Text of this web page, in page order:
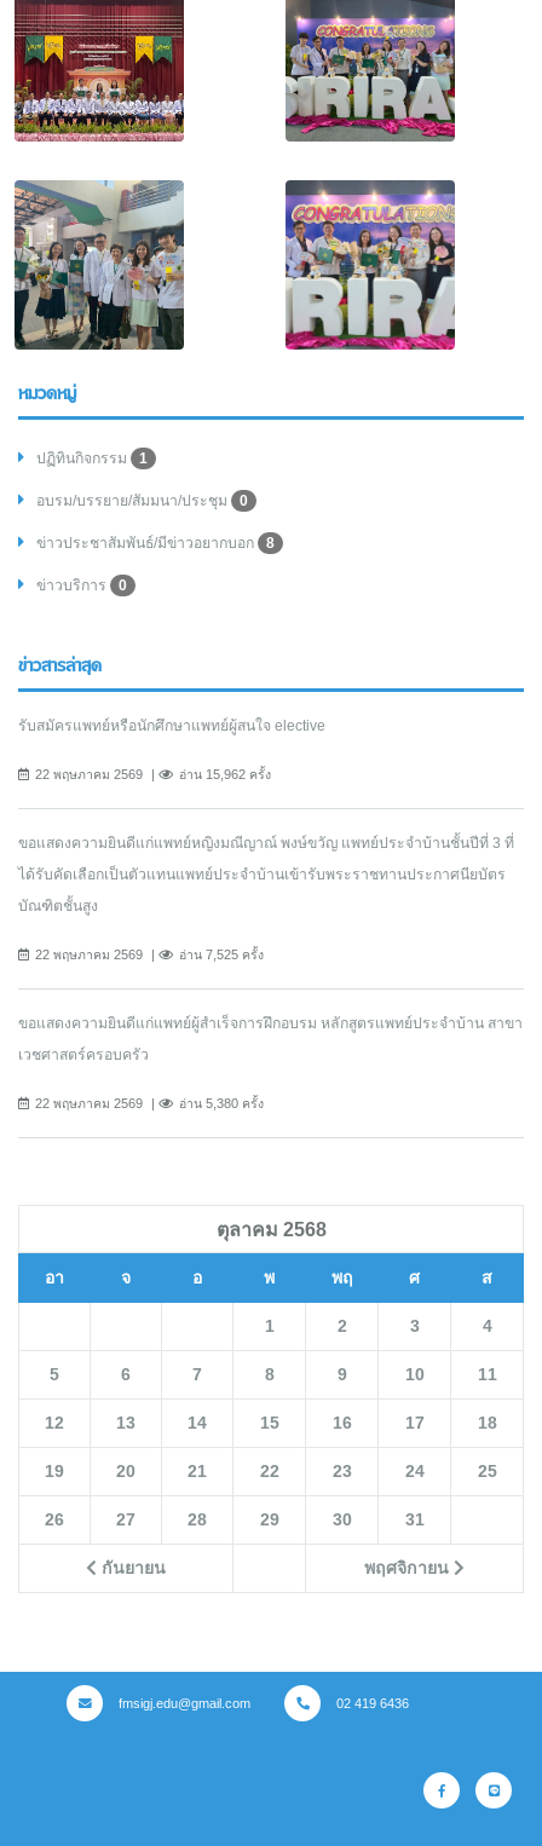
หมวดหมู่
ปฏิทินกิจกรรม 1
อบรม/บรรยาย/สัมมนา/ประชุม 0
ข่าวประชาสัมพันธ์/มีข่าวอยากบอก 8
ข่าวบริการ 0
ข่าวสารล่าสุด
รับสมัครแพทย์หรือนักศึกษาแพทย์ผู้สนใจ elective
22 พฤษภาคม 2569 อ่าน 15,962 ครั้ง
ขอแสดงความยินดีแก่แพทย์หญิงมณีญาณ์ พงษ์ขวัญ แพทย์ประจำบ้านชั้นปีที่ 3 ที่
ได้รับคัดเลือกเป็นตัวแทนแพทย์ประจำบ้านเข้ารับพระราชทานประกาศนียบัตร
บัณฑิตชั้นสูง
22 พฤษภาคม 2569 อ่าน 7,525 ครั้ง
ขอแสดงความยินดีแก่แพทย์ผู้สำเร็จการฝึกอบรม หลักสูตรแพทย์ประจำบ้าน สาขา
เวชศาสตร์ครอบครัว
22 พฤษภาคม 2569 อ่าน 5,380 ครั้ง
ตุลาคม 2568
อา จ อ พ พฤ ศ ส
กันยายน พฤศจิกายน
1 2 3 4
5 6 7 8 9 10 11
12 13 14 15 16 17 18
19 20 21 22 23 24 25
26 27 28 29 30 31
fmsigj.edu@gmail.com 02 419 6436